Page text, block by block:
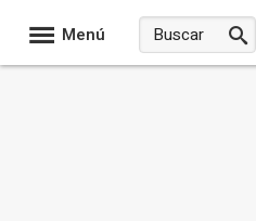
Menú